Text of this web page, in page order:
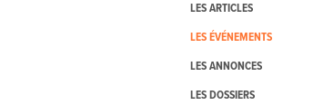
LES ARTICLES
LES ÉVÉNEMENTS
LES ANNONCES
LES DOSSIERS